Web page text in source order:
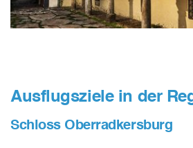
Ausflugsziele in der
Schloss Oberradkersburg